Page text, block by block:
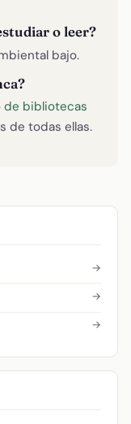
o leer?
bajo.
bibliotecas
de todas ellas.
→
→
→